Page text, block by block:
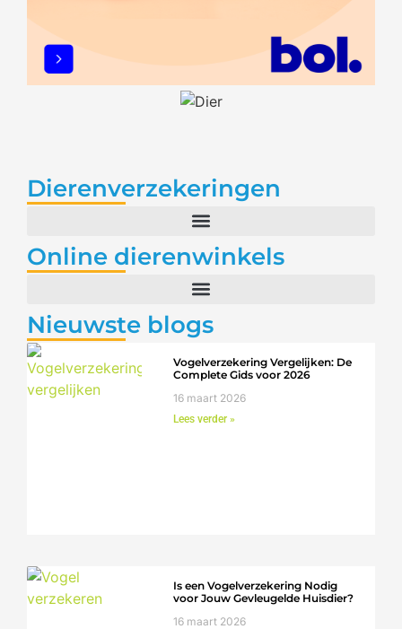
Dierenverzekeringen
Online dierenwinkels
Nieuwste blogs
Vogelverzekering Vergelijken: De
Complete Gids voor 2026
16 maart 2026
Lees verder »
Is een Vogelverzekering Nodig
voor Jouw Gevleugelde Huisdier?
16 maart 2026